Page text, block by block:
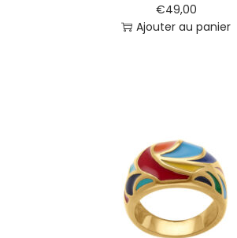
€49,00
Ajouter au panier